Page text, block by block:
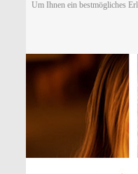
Um Ihnen ein bestmögliches